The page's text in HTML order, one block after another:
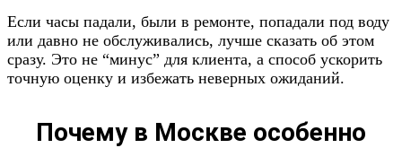
Если часы падали, были в ремонте, попадали под воду
или давно не обслуживались, лучше сказать об этом
сразу. Это не “минус” для клиента, а способ ускорить
точную оценку и избежать неверных ожиданий.
Почему в Москве особенно